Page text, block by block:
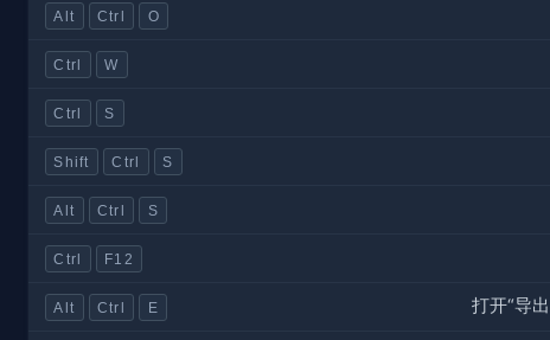
Alt Ctrl O
Ctrl W
Ctrl S
Shift Ctrl S
Alt Ctrl S
Ctrl F12
Alt Ctrl E 打开“导